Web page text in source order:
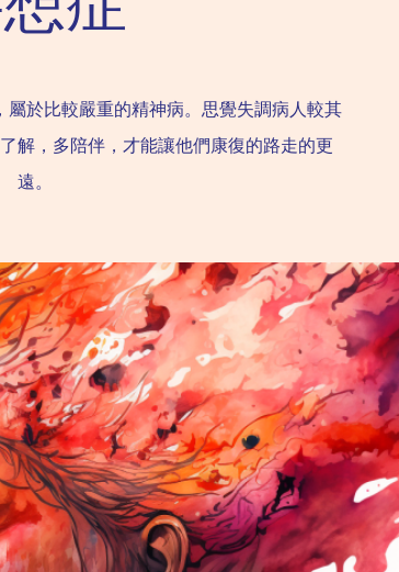
於比較嚴重的精神病。思覺失調病人較其
解，多陪伴，才能讓他們康復的路走的更
遠。